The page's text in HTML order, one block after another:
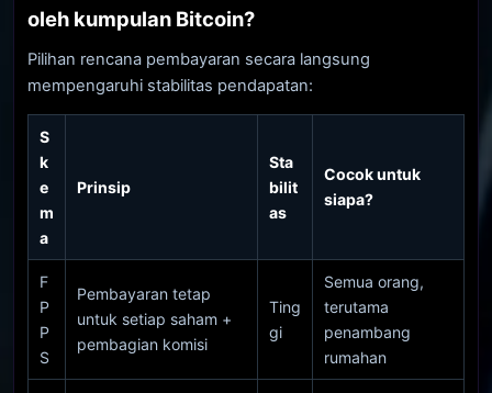
oleh kumpulan Bitcoin?
Pilihan rencana pembayaran secara langsung
mempengaruhi stabilitas pendapatan:
S
k
e
m
a
Prinsip
Sta
bilit
as
Cocok untuk
siapa?
F
P
P
S
Pembayaran tetap
untuk setiap saham +
pembagian komisi
Ting
gi
Semua orang,
terutama
penambang
rumahan